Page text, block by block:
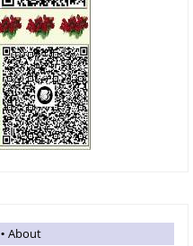
About